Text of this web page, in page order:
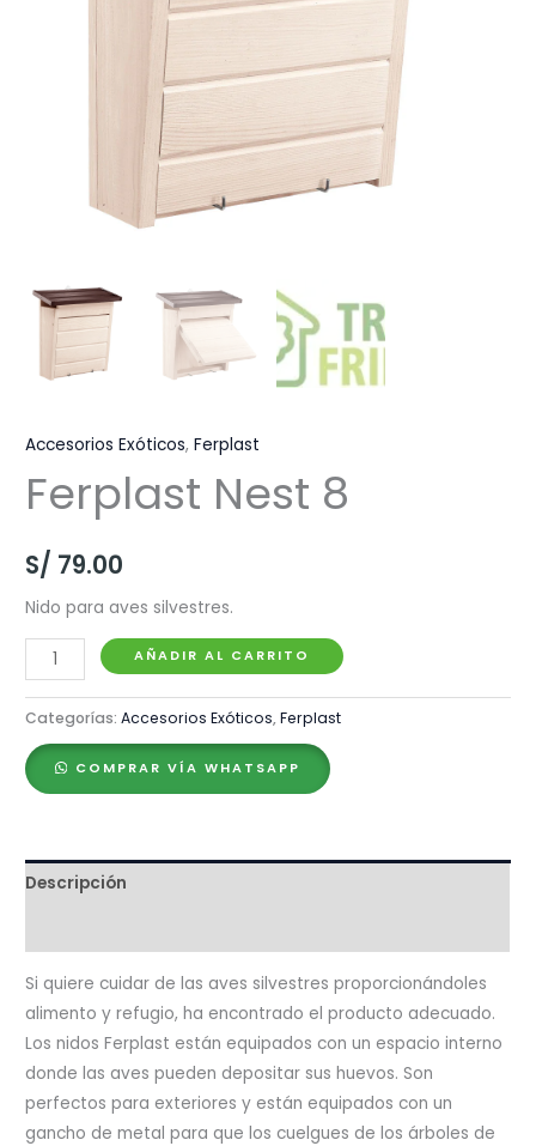
Accesorios Exóticos,Ferplast
Ferplast Nest 8
S/ 79.00
Nido para aves silvestres.
Ferplast
Nest
8
cantidad
AÑADIR AL CARRITO
Categorías:Accesorios Exóticos,Ferplast
COMPRAR VÍA WHATSAPP
Descripción
Si quiere cuidar de las aves silvestres proporcionándoles
alimento y refugio, ha encontrado el producto adecuado.
Los nidos Ferplast están equipados con un espacio interno
donde las aves pueden depositar sus huevos. Son
perfectos para exteriores y están equipados con un
gancho de metal para que los cuelgues de los árboles de